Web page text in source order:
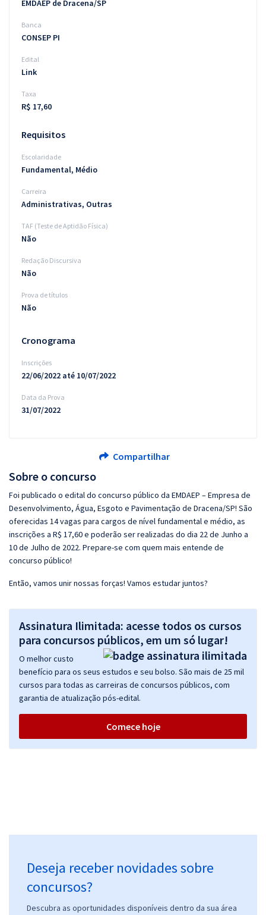
Sobre o concurso
Foi publicado o edital do concurso público da EMDAEP – Empresa de
Desenvolvimento, Água, Esgoto e Pavimentação de Dracena/SP! São
oferecidas 14 vagas para cargos de nível fundamental e médio, as
inscrições a R$ 17,60 e poderão ser realizadas do dia 22 de Junho a
10 de Julho de 2022. Prepare-se com quem mais entende de
concurso público!
Então, vamos unir nossas forças! Vamos estudar juntos?
Assinatura Ilimitada: acesse todos os cursos
para concursos públicos, em um só lugar!
O melhor custo
benefício para os seus estudos e seu bolso. São mais de 25 mil
cursos para todas as carreiras de concursos públicos, com
garantia de atualização pós-edital.
Comece hoje
Deseja receber novidades sobre
concursos?
Descubra as oportunidades disponíveis dentro da sua área
EMDAEP de Dracena/SP
Banca
CONSEP PI
Edital
Link
Taxa
R$ 17,60
Requisitos
Escolaridade
Fundamental, Médio
Carreira
Administrativas, Outras
TAF (Teste de Aptidão Física)
Não
Redação Discursiva
Não
Prova de títulos
Não
Cronograma
Inscrições
22/06/2022 até 10/07/2022
Data da Prova
31/07/2022
Compartilhar